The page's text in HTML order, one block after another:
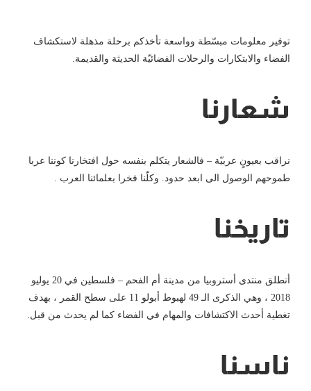
توفير معلومات مبسّطة وواسعة تأخذكم برحلة مذهلة لاستكشاف
الفضاء والابتكارات والرحلات الفضائيّة الحديثة والقديمة.
شعارنا
نراقب بعيونٍ عربيّة – فالشعار يتكلم بنفسه حول افتخارنا كوننا عربا
طموحهم الوصول الى ابعد حدود. وكلّنا فخرا بعلمائنا العرب .
تاريخنا
أنطلق منتدى أستروبيا من مدينة أم الفحم – فلسطين في 20 يوليو
2018 ، وهي الذكرى الـ 49 لهبوط أبولو 11 على سطح القمر ، بهدف
تغطية أحدث الاكتشافات والمهام في الفضاء كما لم يحدث من قبل.
ناسنا